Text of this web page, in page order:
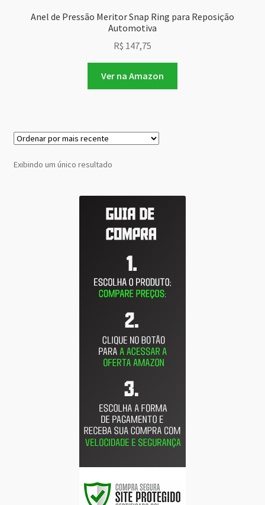
Anel de Pressão Meritor Snap Ring para Reposição
Automotiva
R$ 147,75
Ver na Amazon
Exibindo um único resultado